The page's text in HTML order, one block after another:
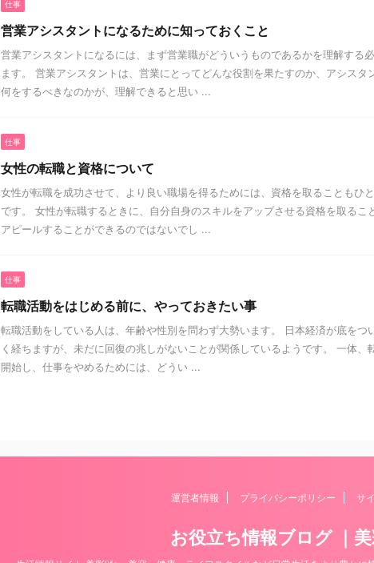
仕事
営業アシスタントになるために知っておくこと
営業アシスタントになるには、まず営業職がどういうものであるかを理解する
ます。 営業アシスタントは、営業にとってどんな役割を果たすのか、アシスタ
何をするべきなのかが、理解できると思い ...
仕事
女性の転職と資格について
女性が転職を成功させて、より良い職場を得るためには、資格を取ることもひ
です。 女性が転職するときに、自分自身のスキルをアップさせる資格を取るこ
アピールすることができるのではないでし ...
仕事
転職活動をはじめる前に、やっておきたい事
転職活動をしている人は、年齢や性別を問わず大勢います。 日本経済が底をつ
く経ちますが、未だに回復の兆しがないことが関係しているようです。 一体、
開始し、仕事をやめるためには、どうい ...
運営者情報 プライバシーポリシー サ
お役立ち情報ブログ ｜